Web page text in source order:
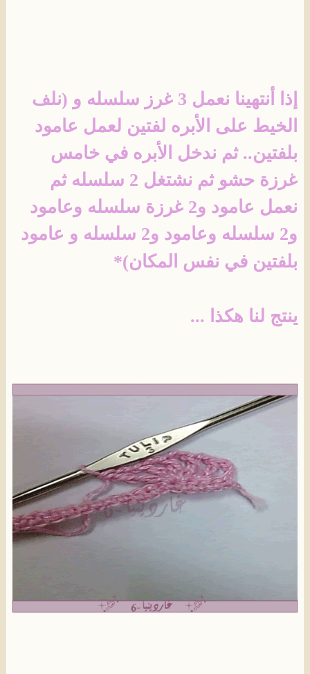
إذا أنتهينا نعمل 3 غرز سلسله و (نلف
الخيط على الأبره لفتين لعمل عامود
بلفتين.. ثم ندخل الأبره في خامس
غرزة حشو ثم نشتغل 2 سلسله ثم
نعمل عامود و2 غرزة سلسله وعامود
و2 سلسله وعامود و2 سلسله و عامود
بلفتين في نفس المكان)*
ينتج لنا هكذا ...